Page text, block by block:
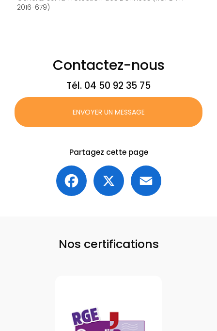
2016-679)
Contactez-nous
Tél. 04 50 92 35 75
ENVOYER UN MESSAGE
Partagez cette page
Facebook
Nos certifications